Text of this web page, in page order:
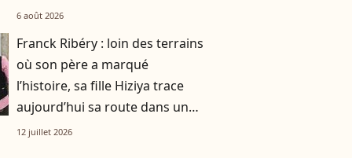
pensait les avoir sauvés
6 août 2026
Franck Ribéry : loin des terrains
où son père a marqué
l’histoire, sa fille Hiziya trace
aujourd’hui sa route dans un
tout autre univers
12 juillet 2026